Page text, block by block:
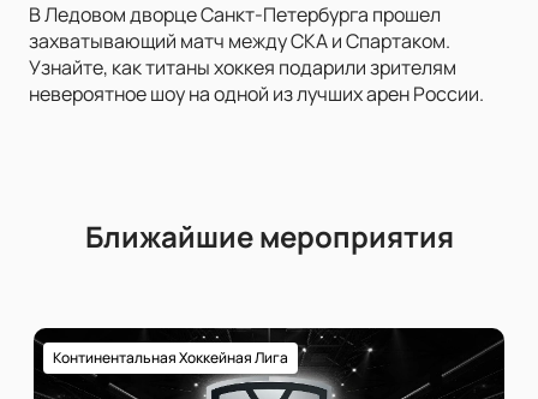
В Ледовом дворце Санкт-Петербурга прошел
захватывающий матч между СКА и Спартаком.
Узнайте, как титаны хоккея подарили зрителям
невероятное шоу на одной из лучших арен России.
Ближайшие мероприятия
Континентальная Хоккейная Лига